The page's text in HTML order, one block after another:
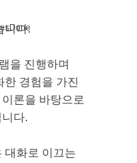
Done
니다.
을 진행하며
한 경험을 가진
론을 바탕으로
다.
대화로 이끄는